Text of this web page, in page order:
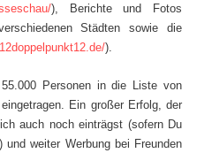
), Berichte und Fotos
Städten sowie die
).
Personen in die Liste von
eingetragen. Ein großer Erfolg, der
auch noch einträgst (sofern Du
weiter Werbung bei Freunden